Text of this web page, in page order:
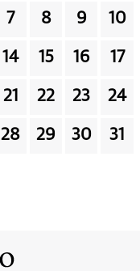
7 8 9 10
14 15 16 17
21 22 23 24
28 29 30 31